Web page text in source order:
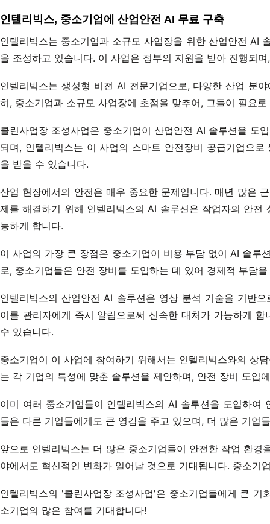
인텔리빅스, 중소기업에 산업안전 AI 무료 구축
인텔리빅스는 중소기업과 소규모 사업장을 위한 산업안전 AI
을 조성하고 있습니다. 이 사업은 정부의 지원을 받아 진행되
인텔리빅스는 생성형 비전 AI 전문기업으로, 다양한 산업 분
히, 중소기업과 소규모 사업장에 초점을 맞추어, 그들이 필요
클린사업장 조성사업은 중소기업이 산업안전 AI 솔루션을 도
되며, 인텔리빅스는 이 사업의 스마트 안전장비 공급기업으
을 받을 수 있습니다.
산업 현장에서의 안전은 매우 중요한 문제입니다. 매년 많은
제를 해결하기 위해 인텔리빅스의 AI 솔루션은 작업자의 안
능하게 합니다.
이 사업의 가장 큰 장점은 중소기업이 비용 부담 없이 AI 솔루
로, 중소기업들은 안전 장비를 도입하는 데 있어 경제적 부담
인텔리빅스의 산업안전 AI 솔루션은 영상 분석 기술을 기반
이를 관리자에게 즉시 알림으로써 신속한 대처가 가능하게
수 있습니다.
중소기업이 이 사업에 참여하기 위해서는 인텔리빅스와의 상
는 각 기업의 특성에 맞춘 솔루션을 제안하며, 안전 장비 도입
이미 여러 중소기업들이 인텔리빅스의 AI 솔루션을 도입하
들은 다른 기업들에게도 큰 영감을 주고 있으며, 더 많은 기업
앞으로 인텔리빅스는 더 많은 중소기업들이 안전한 작업 환
야에서도 혁신적인 변화가 일어날 것으로 기대됩니다. 중소
인텔리빅스의 '클린사업장 조성사업'은 중소기업들에게 큰
소기업의 많은 참여를 기대합니다!